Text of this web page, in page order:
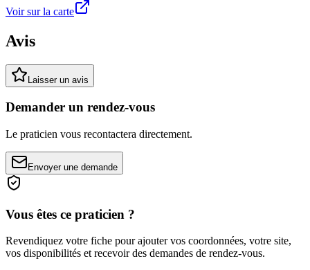
Voir sur la carte
Avis
Laisser un avis
Demander un rendez-vous
Le praticien vous recontactera directement.
Envoyer une demande
Vous êtes ce praticien ?
Revendiquez votre fiche pour ajouter vos coordonnées, votre site,
vos disponibilités et recevoir des demandes de rendez-vous.